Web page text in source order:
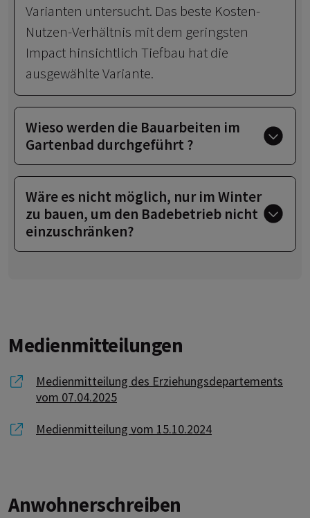
Varianten untersucht. Das beste Kosten-
Nutzen-Verhältnis mit dem geringsten
Impact hinsichtlich Tiefbau hat die
ausgewählte Variante.
Wieso werden die Bauarbeiten im
Gartenbad durchgeführt ?
Wäre es nicht möglich, nur im Winter
zu bauen, um den Badebetrieb nicht
einzuschränken?
Medienmitteilungen
Link zu Medienmitteilung des
Medienmitteilung des Erziehungsdepartements
vom 07.04.2025
Link zu Medienmitteilung vom 15.10.2024
Medienmitteilung vom 15.10.2024
Anwohnerschreiben